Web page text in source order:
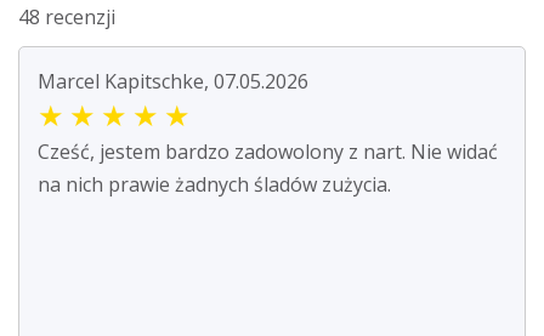
48 recenzji
Marcel Kapitschke, 07.05.2026
★ ★ ★ ★ ★
Cześć, jestem bardzo zadowolony z nart. Nie widać
na nich prawie żadnych śladów zużycia.